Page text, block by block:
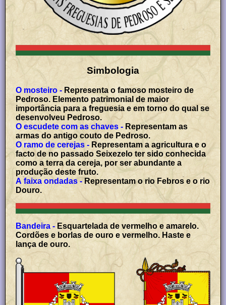
Simbologia
O mosteiro - Representa o famoso mosteiro de
Pedroso. Elemento patrimonial de maior
importância para a freguesia e em torno do qual se
desenvolveu Pedroso.
O escudete com as chaves - Representam as
armas do antigo couto de Pedroso.
O ramo de cerejas - Representam a agricultura e o
facto de no passado Seixezelo ter sido conhecida
como a terra da cereja, por ser abundante a
produção deste fruto.
A faixa ondadas -Representam o rio Febros e o rio
Douro.
Bandeira - Esquartelada de vermelho e amarelo.
Cordões e borlas de ouro e vermelho. Haste e
lança de ouro.